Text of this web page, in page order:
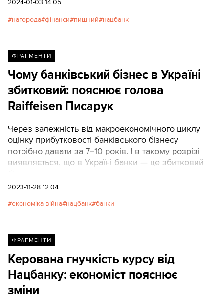
2024-01-03 14:05
нагорода фінанси пишний нацбанк
ФРАГМЕНТИ
Чому банківський бізнес в Україні
збитковий: пояснює голова
Raiffeisen Писарук
Через залежність від макроекономічного циклу
оцінку прибутковості банківського бізнесу
потрібно давати за 7−10 років. І в такому розрізі
виявляється, що в Україні банки — це збитковий
2023-11-28 12:04
економіка війна нацбанк банки
ФРАГМЕНТИ
Керована гнучкість курсу від
Нацбанку: економіст пояснює
зміни